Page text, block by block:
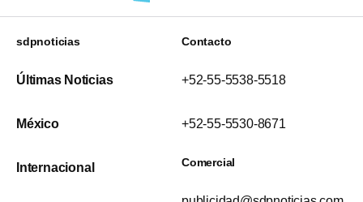
sdpnoticias
Últimas Noticias
México
Internacional
Contacto
+52-55-5538-5518
+52-55-5530-8671
Comercial